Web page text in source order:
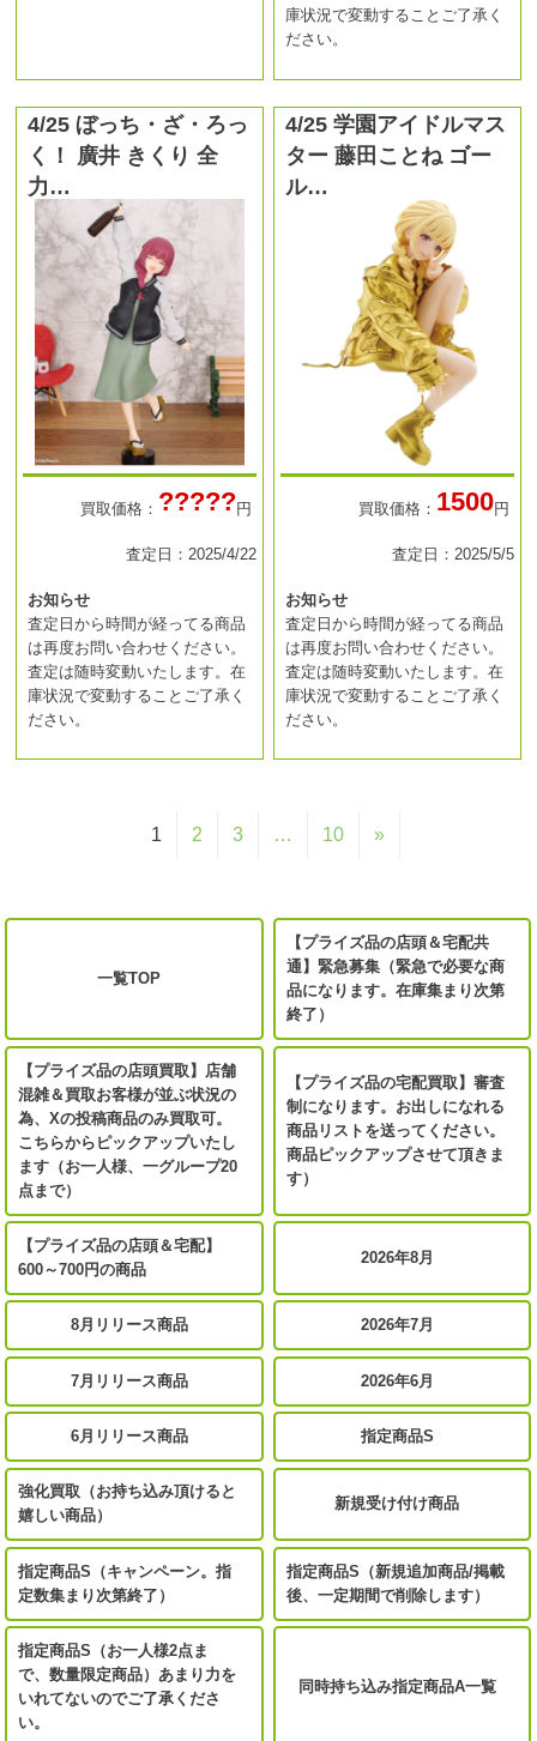
庫状況で変動することご了承く
ださい。
4/25 ぼっち・ざ・ろっ
く！ 廣井 きくり 全
力…
買取価格： ?????円
査定日：2025/4/22
お知らせ
査定日から時間が経ってる商品
は再度お問い合わせください。
査定は随時変動いたします。在
庫状況で変動することご了承く
ださい。
4/25 学園アイドルマス
ター 藤田ことね ゴー
ル…
買取価格： 1500円
査定日：2025/5/5
お知らせ
査定日から時間が経ってる商品
は再度お問い合わせください。
査定は随時変動いたします。在
庫状況で変動することご了承く
ださい。
1 2 3 … 10 »
一覧TOP
【プライズ品の店頭＆宅配共
通】緊急募集（緊急で必要な商
品になります。在庫集まり次第
終了）
【プライズ品の店頭買取】店舗
混雑＆買取お客様が並ぶ状況の
為、Xの投稿商品のみ買取可。
こちらからピックアップいたし
ます（お一人様、一グループ20
点まで）
【プライズ品の宅配買取】審査
制になります。お出しになれる
商品リストを送ってください。
商品ピックアップさせて頂きま
す）
【プライズ品の店頭＆宅配】
600～700円の商品
2026年8月
8月リリース商品 2026年7月
7月リリース商品 2026年6月
6月リリース商品 指定商品S
強化買取（お持ち込み頂けると
嬉しい商品）
新規受け付け商品
指定商品S（キャンペーン。指
定数集まり次第終了）
指定商品S（新規追加商品/掲載
後、一定期間で削除します）
指定商品S（お一人様2点ま
で、数量限定商品）あまり力を
いれてないのでご了承くださ
い。
同時持ち込み指定商品A一覧